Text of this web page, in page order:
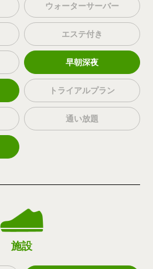
ウォーターサーバー
エステ付き
早朝深夜
トライアルプラン
通い放題
施設